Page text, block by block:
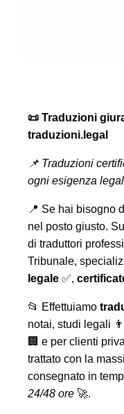
📜 Traduzioni
traduzioni.legal
📌 Traduzioni
ogni esigenza
📍 Se hai bisogno
nel posto giusto. Su
di traduttori
Tribunale,
legale ✅,
📂 Effettuiamo
notai, studi legali
🏢 e per clienti
trattato con la
consegnato in
24/48 ore 🚀.